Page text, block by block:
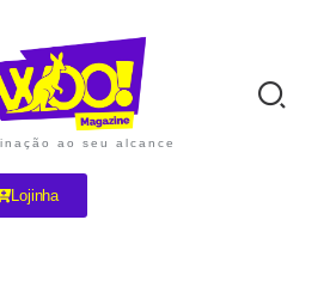
ao seu alcance
Lojinha